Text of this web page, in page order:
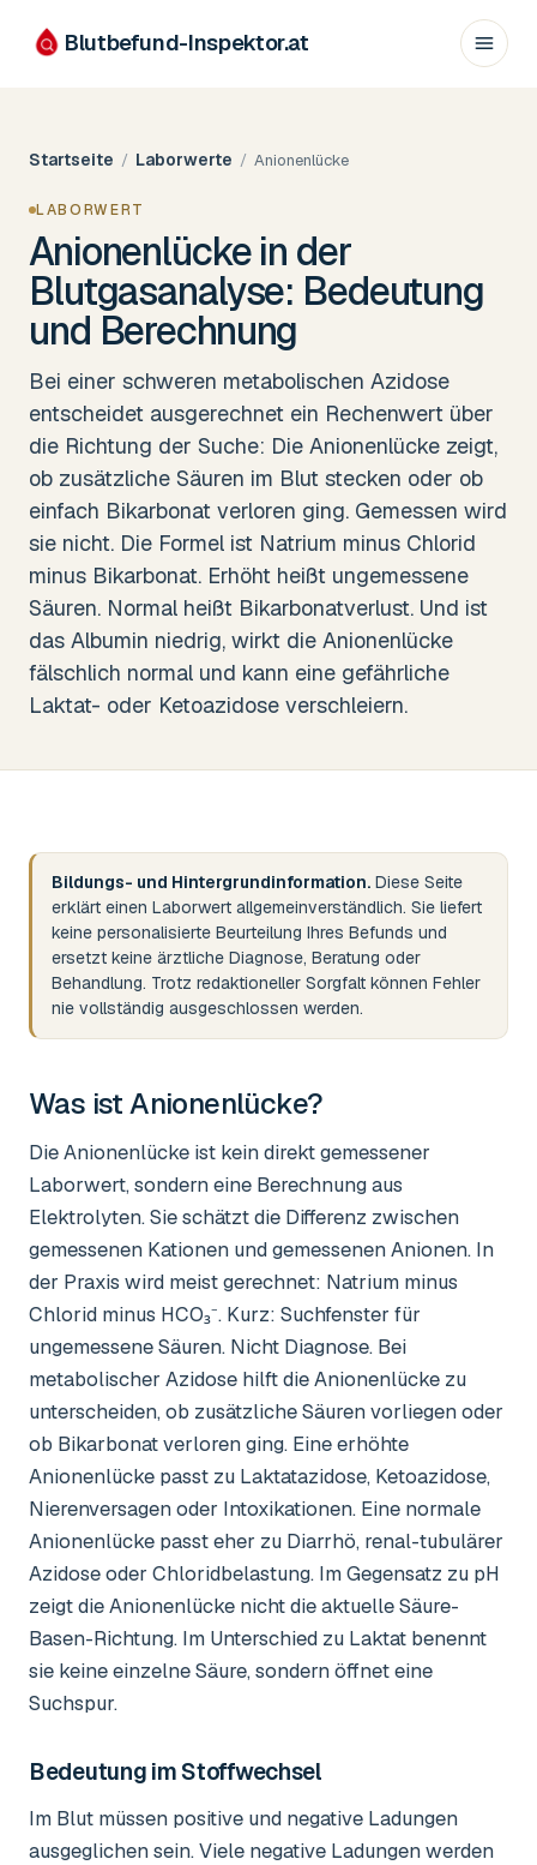
Blutbefund-Inspektor.at
Startseite / Laborwerte / Anionenlücke
LABORWERT
Anionenlücke in der
Blutgasanalyse: Bedeutung
und Berechnung
Bei einer schweren metabolischen Azidose
entscheidet ausgerechnet ein Rechenwert über
die Richtung der Suche: Die Anionenlücke zeigt,
ob zusätzliche Säuren im Blut stecken oder ob
einfach Bikarbonat verloren ging. Gemessen wird
sie nicht. Die Formel ist Natrium minus Chlorid
minus Bikarbonat. Erhöht heißt ungemessene
Säuren. Normal heißt Bikarbonatverlust. Und ist
das Albumin niedrig, wirkt die Anionenlücke
fälschlich normal und kann eine gefährliche
Laktat- oder Ketoazidose verschleiern.
Bildungs- und Hintergrundinformation. Diese Seite
erklärt einen Laborwert allgemeinverständlich. Sie liefert
keine personalisierte Beurteilung Ihres Befunds und
ersetzt keine ärztliche Diagnose, Beratung oder
Behandlung. Trotz redaktioneller Sorgfalt können Fehler
nie vollständig ausgeschlossen werden.
Was istAnionenlücke?
Die Anionenlücke ist kein direkt gemessener
Laborwert, sondern eine Berechnung aus
Elektrolyten. Sie schätzt die Differenz zwischen
gemessenen Kationen und gemessenen Anionen. In
der Praxis wird meist gerechnet: Natrium minus
Chlorid minus HCO₃⁻. Kurz: Suchfenster für
ungemessene Säuren. Nicht Diagnose. Bei
metabolischer Azidose hilft die Anionenlücke zu
unterscheiden, ob zusätzliche Säuren vorliegen oder
ob Bikarbonat verloren ging. Eine erhöhte
Anionenlücke passt zu Laktatazidose, Ketoazidose,
Nierenversagen oder Intoxikationen. Eine normale
Anionenlücke passt eher zu Diarrhö, renal-tubulärer
Azidose oder Chloridbelastung. Im Gegensatz zu pH
zeigt die Anionenlücke nicht die aktuelle Säure-
Basen-Richtung. Im Unterschied zu Laktat benennt
sie keine einzelne Säure, sondern öffnet eine
Suchspur.
Bedeutung im Stoffwechsel
Im Blut müssen positive und negative Ladungen
ausgeglichen sein. Viele negative Ladungen werden